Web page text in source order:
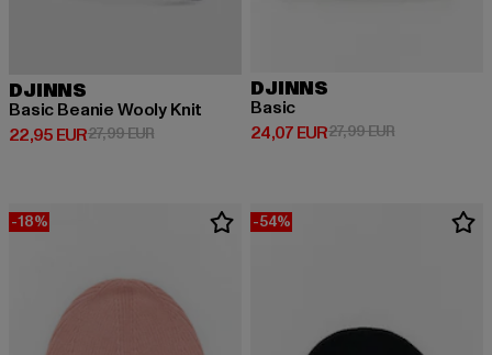
DJINNS
Basic Beanie Wooly Knit
22,95 EUR
Derzeitiger Preis: 22,95 EUR
27,99 EURAktionspreis: 27,99 EUR
DJINNS
Basic
24,07 EUR
Derzeitiger Preis: 24,07 EUR
27,99 EURAktionspreis:
-18% -54%